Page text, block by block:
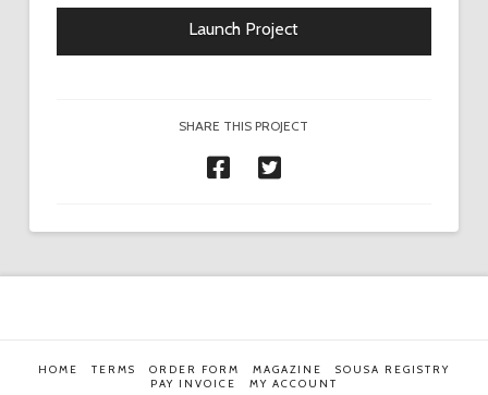
Launch Project
SHARE THIS PROJECT
HOME TERMS ORDER FORM MAGAZINE
SOUSA REGISTRY
PAY INVOICE
MY ACCOUNT